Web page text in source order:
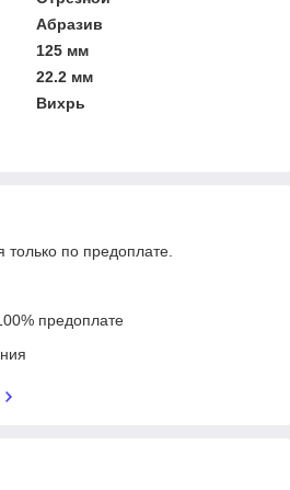
Абразив
125 мм
22.2 мм
Вихрь
только по предоплате.
предоплате